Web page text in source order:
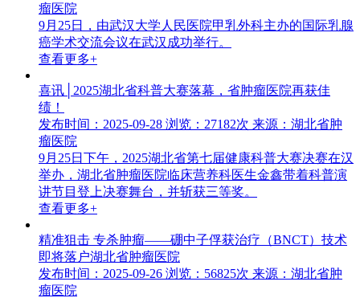
瘤医院
9月25日，由武汉大学人民医院甲乳外科主办的国际乳腺
癌学术交流会议在武汉成功举行。
查看更多+
喜讯│2025湖北省科普大赛落幕，省肿瘤医院再获佳
绩！
发布时间：2025-09-28 浏览：27182次 来源：湖北省肿
瘤医院
9月25日下午，2025湖北省第七届健康科普大赛决赛在汉
举办，湖北省肿瘤医院临床营养科医生金鑫带着科普演
讲节目登上决赛舞台，并斩获三等奖。
查看更多+
精准狙击 专杀肿瘤——硼中子俘获治疗（BNCT）技术
即将落户湖北省肿瘤医院
发布时间：2025-09-26 浏览：56825次 来源：湖北省肿
瘤医院